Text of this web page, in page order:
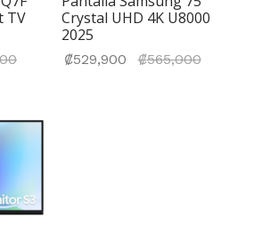
TV
El precio
₡929,900.
Crystal UHD 4K U8000
2025
₡529,900 ₡565,000